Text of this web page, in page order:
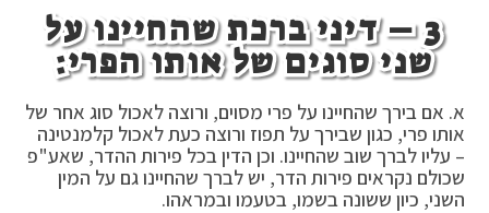
3 – דיני ברכת שהחיינו על
שני סוגים של אותו הפרי:
א. אם בירך שהחיינו על פרי מסוים, ורוצה לאכול סוג אחר של
אותו פרי, כגון שבירך על תפוז ורוצה כעת לאכול קלמנטינה
– עליו לברך שוב שהחיינו. וכן הדין בכל פירות ההדר, שאע"פ
שכולם נקראים פירות הדר, יש לברך שהחיינו גם על המין
השני, כיון ששונה בשמו, בטעמו ובמראהו.